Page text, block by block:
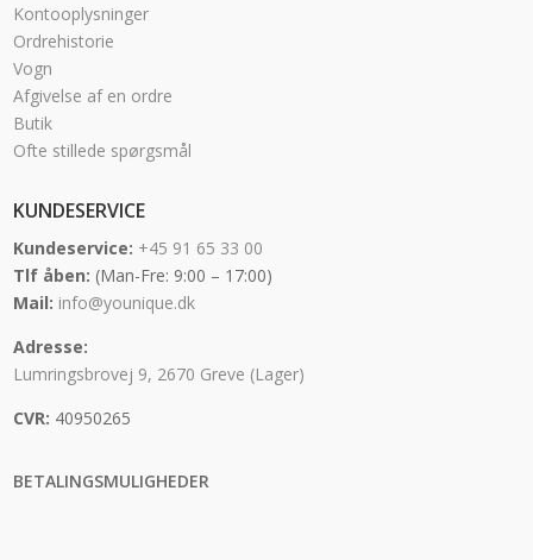
Kontooplysninger
Ordrehistorie
Vogn
Afgivelse af en ordre
Butik
Ofte stillede spørgsmål
KUNDESERVICE
Kundeservice: +45 91 65 33 00
Tlf åben: (Man-Fre: 9:00 – 17:00)
Mail: info@younique.dk
Adresse:
Lumringsbrovej 9, 2670 Greve (Lager)
CVR: 40950265
BETALINGSMULIGHEDER